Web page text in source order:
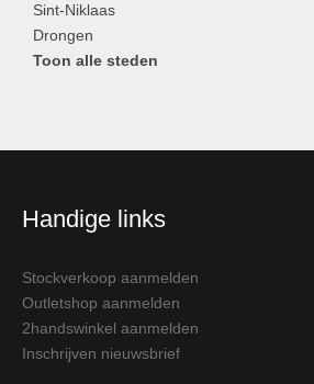
Sint-Niklaas
Drongen
Toon alle steden
Handige links
Stockverkoop aanmelden
Outletshop aanmelden
2handswinkel aanmelden
Inschrijven nieuwsbrief